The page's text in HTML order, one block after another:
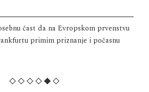
čast da na Evropskom prvenstvu
primim priznanje i počasnu